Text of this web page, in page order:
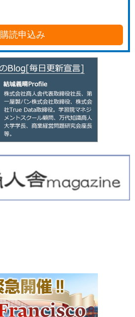
購読申込み